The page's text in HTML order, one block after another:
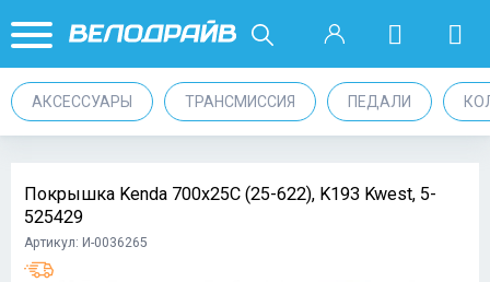
АКСЕССУАРЫ ТРАНСМИССИЯ ПЕДАЛИ
Покрышка Kenda 700x25С (25-622), K193 Kwest, 5-
525429
Артикул: И-0036265